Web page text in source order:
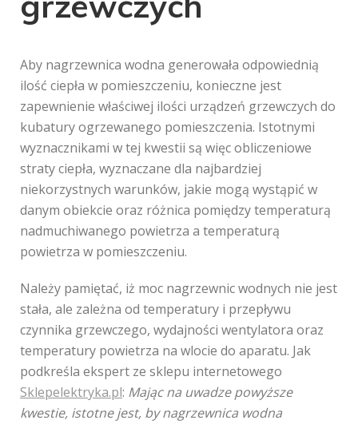
Aby nagrzewnica wodna generowała odpowiednią
ilość ciepła w pomieszczeniu, konieczne jest
zapewnienie właściwej ilości urządzeń grzewczych do
kubatury ogrzewanego pomieszczenia. Istotnymi
wyznacznikami w tej kwestii są więc obliczeniowe
straty ciepła, wyznaczane dla najbardziej
niekorzystnych warunków, jakie mogą wystąpić w
danym obiekcie oraz różnica pomiędzy temperaturą
nadmuchiwanego powietrza a temperaturą
powietrza w pomieszczeniu.
Należy pamiętać, iż moc nagrzewnic wodnych nie jest
stała, ale zależna od temperatury i przepływu
czynnika grzewczego, wydajności wentylatora oraz
temperatury powietrza na wlocie do aparatu. Jak
podkreśla ekspert ze sklepu internetowego
Sklepelektryka.pl: Mając na uwadze powyższe
kwestie, istotne jest, by nagrzewnica wodna